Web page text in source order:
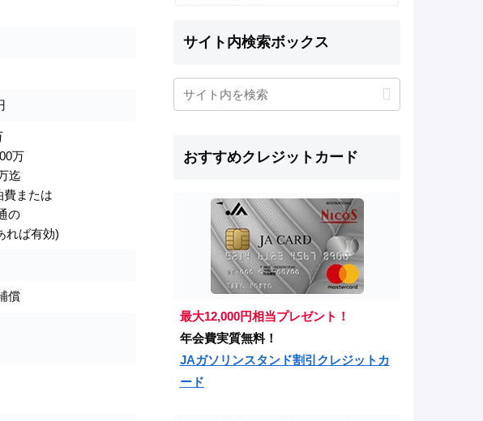
万
迄
費または
の
れば有効)
償
サイト内検索ボックス
おすすめクレジットカード
最大12,000円相当プレゼント！
年会費実質無料！
JAガソリンスタンド割引クレジットカ
ード